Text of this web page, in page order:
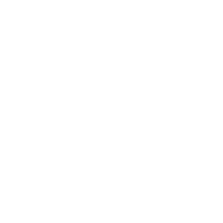
interaktiver DIY Beautyblog